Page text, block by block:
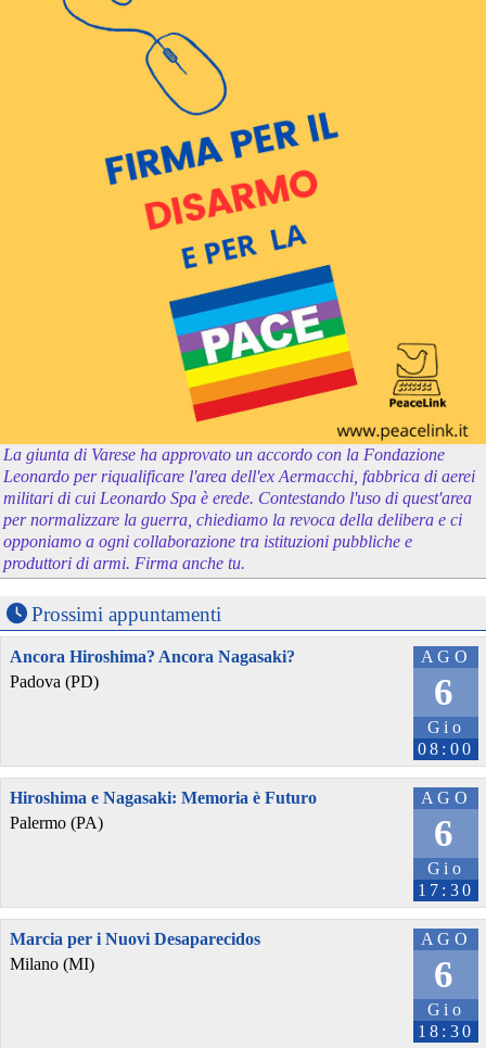
La giunta di Varese ha approvato un accordo con la Fondazione
Leonardo per riqualificare l'area dell'ex Aermacchi, fabbrica di aerei
militari di cui Leonardo Spa è erede. Contestando l'uso di quest'area
per normalizzare la guerra, chiediamo la revoca della delibera e ci
opponiamo a ogni collaborazione tra istituzioni pubbliche e
produttori di armi. Firma anche tu.
Prossimi appuntamenti
AGO
6
Gio
08:00
Ancora Hiroshima? Ancora Nagasaki?
Padova (PD)
AGO
6
Gio
17:30
Hiroshima e Nagasaki: Memoria è Futuro
Palermo (PA)
AGO
6
Gio
18:30
Marcia per i Nuovi Desaparecidos
Milano (MI)